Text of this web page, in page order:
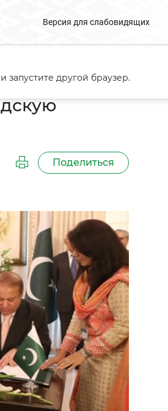
Версия для слабовидящих
партнерства
Поделиться
другой браузер.